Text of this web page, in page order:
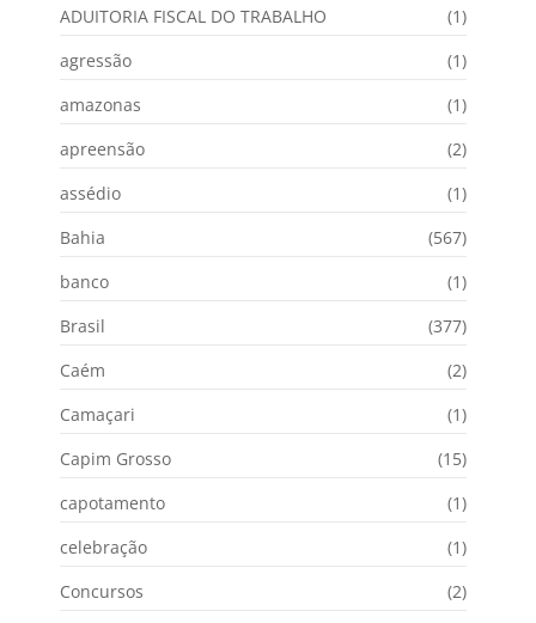
ADUITORIA FISCAL DO TRABALHO
(1)
agressão
(1)
amazonas
(1)
apreensão
(2)
assédio
(1)
Bahia
(567)
banco
(1)
Brasil
(377)
Caém
(2)
Camaçari
(1)
Capim Grosso
(15)
capotamento
(1)
celebração
(1)
Concursos
(2)